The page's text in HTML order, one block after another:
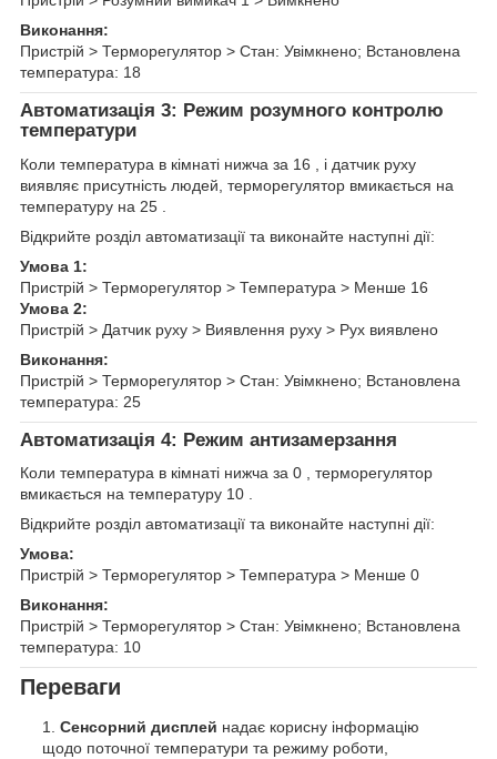
Виконання:
Пристрій > Терморегулятор > Стан: Увімкнено; Встановлена
температура: 18
Автоматизація 3: Режим розумного контролю
температури
Коли температура в кімнаті нижча за 16 , і датчик руху
виявляє присутність людей, терморегулятор вмикається на
температуру на 25 .
Відкрийте розділ автоматизації та виконайте наступні дії:
Умова 1:
Пристрій > Терморегулятор > Температура > Менше 16
Умова 2:
Пристрій > Датчик руху > Виявлення руху > Рух виявлено
Виконання:
Пристрій > Терморегулятор > Стан: Увімкнено; Встановлена
температура: 25
Автоматизація 4: Режим антизамерзання
Коли температура в кімнаті нижча за 0 , терморегулятор
вмикається на температуру 10 .
Відкрийте розділ автоматизації та виконайте наступні дії:
Умова:
Пристрій > Терморегулятор > Температура > Менше 0
Виконання:
Пристрій > Терморегулятор > Стан: Увімкнено; Встановлена
температура: 10
Переваги
Сенсорний дисплей надає корисну інформацію
щодо поточної температури та режиму роботи,